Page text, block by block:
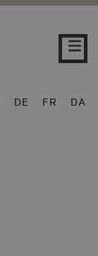
DE FR DA